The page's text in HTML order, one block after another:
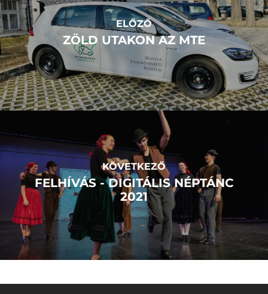
ELŐZŐ
ZÖLD UTAKON AZ MTE
KÖVETKEZŐ
FELHÍVÁS - DIGITÁLIS NÉPTÁNC
2021